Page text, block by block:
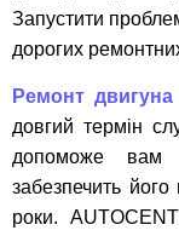
Запустити
дорогих
Ремонт
довгий термін
допоможе вам
забезпечить
роки.